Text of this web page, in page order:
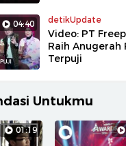
04:40 detikUpdate
Video: PT
Raih Anugerah
Terpuji
Untukmu
01:19